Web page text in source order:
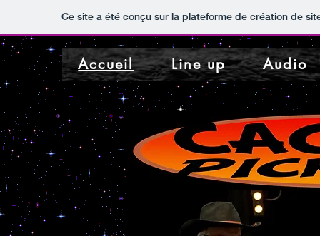
Ce site a été conçu sur la plateforme de création de
Accueil Line up Audio